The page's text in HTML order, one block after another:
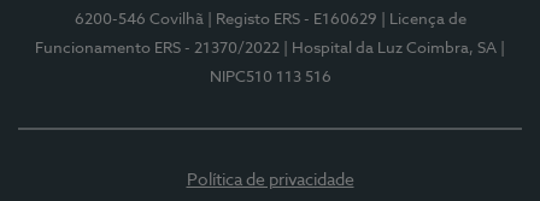
6200-546 Covilhã
| Registo ERS - E160629
| Licença de
Funcionamento ERS - 21370/2022
| Hospital da Luz Coimbra, SA
NIPC510 113 516
Política de privacidade